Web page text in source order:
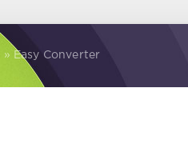
» Easy Converter